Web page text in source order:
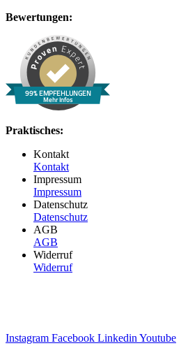
Bewertungen:
99% EMPFEHLUNGEN
Mehr Infos
Praktisches:
Kontakt
Kontakt
Impressum
Impressum
Datenschutz
Datenschutz
AGB
AGB
Widerruf
Widerruf
Instagram Facebook Linkedin Youtube